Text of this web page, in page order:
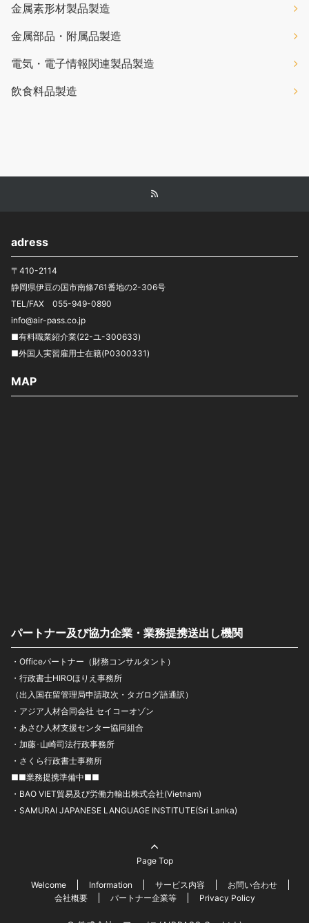
金属素形材製品製造
金属部品・附属品製造
電気・電子情報関連製品製造
飲食料品製造
adress
〒410-2114
静岡県伊豆の国市南條761番地の2-306号
TEL/FAX 055-949-0890
info@air-pass.co.jp
■有料職業紹介業(22-ユ-300633)
■外国人実習雇用士在籍(P0300331)
MAP
パートナー及び協力企業・業務提携送出し機関
・Officeパートナー（財務コンサルタント）
・行政書士HIROほりえ事務所
（出入国在留管理局申請取次・タガログ語通訳）
・アジア人材合同会社 セイコーオゾン
・あさひ人材支援センター協同組合
・加藤･山崎司法行政事務所
・さくら行政書士事務所
■■業務提携準備中■■
・BAO VIET貿易及び労働力輸出株式会社(Vietnam)
・SAMURAI JAPANESE LANGUAGE INSTITUTE(Sri Lanka)
Page Top
Welcome Information サービス内容
お問い合わせ
会社概要
パートナー企業等 Privacy Policy